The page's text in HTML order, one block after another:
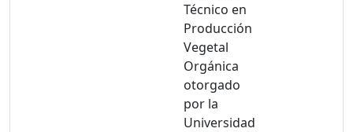
Técnico en
Producción
Vegetal
Orgánica
otorgado
por la
Universidad